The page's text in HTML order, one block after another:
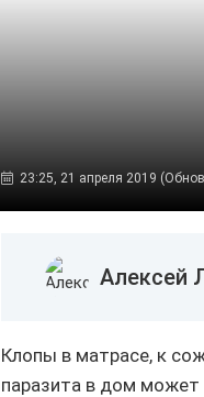
23:25, 21 апреля 2019
Алексей
Клопы в матрасе, к
паразита в дом